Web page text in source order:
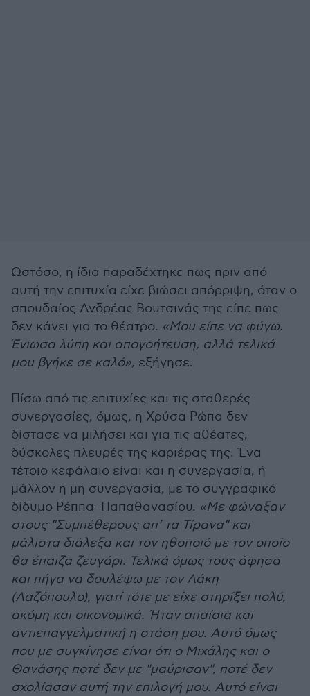
Ωστόσο, η ίδια παραδέχτηκε πως πριν από
αυτή την επιτυχία είχε βιώσει απόρριψη, όταν ο
σπουδαίος Ανδρέας Βουτσινάς της είπε πως
δεν κάνει για το θέατρο. «Μου είπε να φύγω.
Ένιωσα λύπη και απογοήτευση, αλλά τελικά
μου βγήκε σε καλό», εξήγησε.
Πίσω από τις επιτυχίες και τις σταθερές
συνεργασίες, όμως, η Χρύσα Ρώπα δεν
δίστασε να μιλήσει και για τις αθέατες,
δύσκολες πλευρές της καριέρας της. Ένα
τέτοιο κεφάλαιο είναι και η συνεργασία, ή
μάλλον η μη συνεργασία, με το συγγραφικό
δίδυμο Ρέππα–Παπαθανασίου. «Με φώναξαν
στους "Συμπέθερους απ’ τα Τίρανα" και
μάλιστα διάλεξα και τον ηθοποιό με τον οποίο
θα έπαιζα ζευγάρι. Τελικά όμως τους άφησα
και πήγα να δουλέψω με τον Λάκη
(Λαζόπουλο), γιατί τότε με είχε στηρίξει πολύ,
ακόμη και οικονομικά. Ήταν απαίσια και
αντιεπαγγελματική η στάση μου. Αυτό όμως
που με συγκίνησε είναι ότι ο Μιχάλης και ο
Θανάσης ποτέ δεν με "μαύρισαν", ποτέ δεν
σχολίασαν αυτή την επιλογή μου. Αυτό είναι